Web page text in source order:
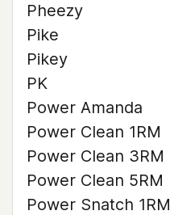
Pheezy
Pike
Pikey
PK
Power Amanda
Power Clean 1RM
Power Clean 3RM
Power Clean 5RM
Power Snatch 1RM